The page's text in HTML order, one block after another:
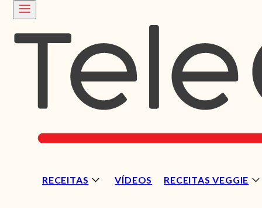
RECEITAS VÍDEOS RECEITAS VEGGIE